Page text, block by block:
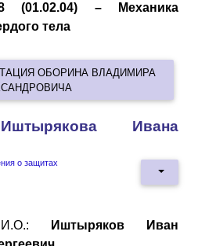
(01.02.04) – Механика
тела
ОБОРИНА ВЛАДИМИРА
Ивана
о защитах
Иштыряков Иван